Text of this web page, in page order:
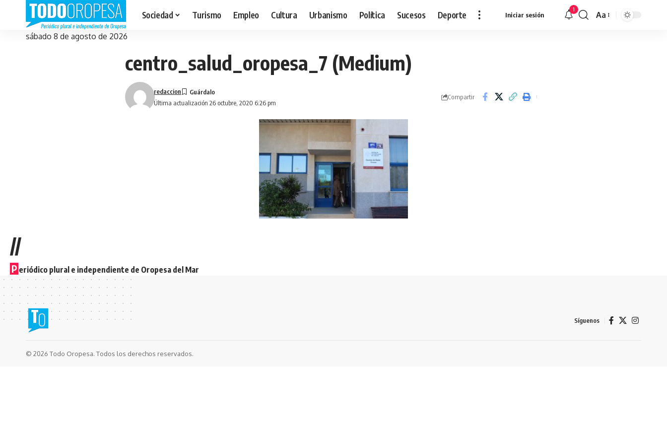
Sociedad Turismo Empleo Cultura Urbanismo Política Sucesos Deporte Iniciar sesión
1
Redimensionar
Aa
sábado 8 de agosto de 2026
centro_salud_oropesa_7 (Medium)
Última actualización 26 octubre, 2020 6:26 pm
redaccion
Compartir
//
P eriódico plural e independiente de Oropesa del Mar
Síguenos
© 2026 Todo Oropesa. Todos los derechos reservados.